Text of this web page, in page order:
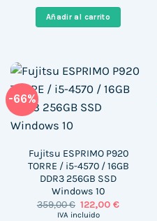
era:
788,00 €.
Añadir al carrito
-66%
Fujitsu ESPRIMO P920
TORRE / i5-4570 / 16GB
DDR3 256GB SSD
Windows 10
359,00€ El
precio
122,00€El
IVA incluido